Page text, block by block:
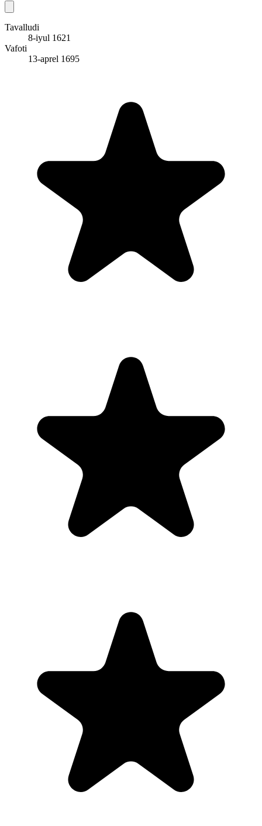
Tavalludi
8-iyul 1621
Vafoti
13-aprel 1695